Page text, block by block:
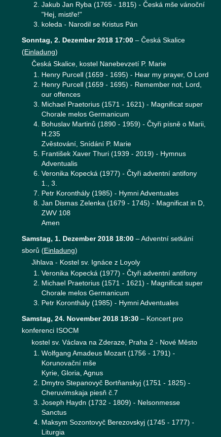
Jakub Jan Ryba (1765 - 1815) - Česká mše vánoční
"Hej, mistře!"
koleda - Narodil se Kristus Pán
Sonntag, 2. Dezember 2018 17:00 – Česká Skalice
(Einladung)
Česká Skalice, kostel Nanebevzetí P. Marie
Henry Purcell (1659 - 1695) - Hear my prayer, O Lord
Henry Purcell (1659 - 1695) - Remember not, Lord,
our offences
Michael Praetorius (1571 - 1621) - Magnificat super
Chorale melos Germanicum
Bohuslav Martinů (1890 - 1959) - Čtyři písně o Marii,
H.235
Zvěstování, Snídání P. Marie
František Xaver Thuri (1939 - 2019) - Hymnus
Adventualis
Veronika Kopecká (1977) - Čtyři adventní antifony
1., 3.
Petr Koronthály (1985) - Hymni Adventuales
Jan Dismas Zelenka (1679 - 1745) - Magnificat in D,
ZWV 108
Amen
Samstag, 1. Dezember 2018 18:00 –Adventní setkání
sborů (Einladung)
Jihlava - Kostel sv. Ignáce z Loyoly
Veronika Kopecká (1977) - Čtyři adventní antifony
Michael Praetorius (1571 - 1621) - Magnificat super
Chorale melos Germanicum
Petr Koronthály (1985) - Hymni Adventuales
Samstag, 24. November 2018 19:30 – Koncert pro
konferenci ISOCM
kostel sv. Václava na Zderaze, Praha 2 - Nové Město
Wolfgang Amadeus Mozart (1756 - 1791) -
Korunovační mše
Kyrie, Gloria, Agnus
Dmytro Stepanovyč Bortňanskyj (1751 - 1825) -
Cheruvimskaja piesň č.7
Joseph Haydn (1732 - 1809) - Nelsonmesse
Sanctus
Maksym Sozontovyč Berezovskyj (1745 - 1777) -
Liturgia